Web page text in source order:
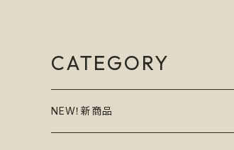
CATEGORY
NEW！新商品